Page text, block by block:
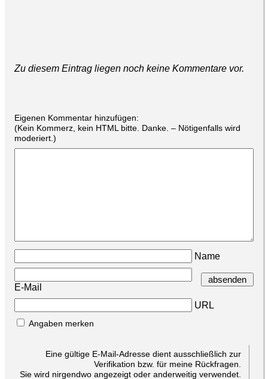
Zu diesem Eintrag liegen noch keine Kommentare vor.
Eigenen Kommentar hinzufügen:
(Kein Kommerz, kein HTML bitte. Danke. – Nötigenfalls wird
moderiert.)
Name
E-Mail
URL
Angaben merken
Eine gültige E-Mail-Adresse dient ausschließlich zur
Verifikation bzw. für meine Rückfragen.
Sie wird nirgendwo angezeigt oder anderweitig verwendet.